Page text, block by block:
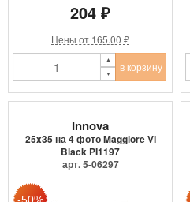
204 ₽
Цены от 165.00 ₽
в корзину
Innova
25x35 на 4 фото Maggiore VI
Black PI1197
арт. 5-06297